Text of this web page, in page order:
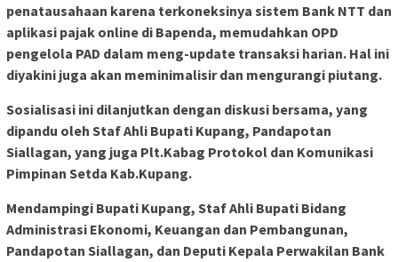
penatausahaan karena terkoneksinya sistem Bank NTT dan
aplikasi pajak online di Bapenda, memudahkan OPD
pengelola PAD dalam meng-update transaksi harian. Hal ini
diyakini juga akan meminimalisir dan mengurangi piutang.
Sosialisasi ini dilanjutkan dengan diskusi bersama, yang
dipandu oleh Staf Ahli Bupati Kupang, Pandapotan
Siallagan, yang juga Plt.Kabag Protokol dan Komunikasi
Pimpinan Setda Kab.Kupang.
Mendampingi Bupati Kupang, Staf Ahli Bupati Bidang
Administrasi Ekonomi, Keuangan dan Pembangunan,
Pandapotan Siallagan, dan Deputi Kepala Perwakilan Bank